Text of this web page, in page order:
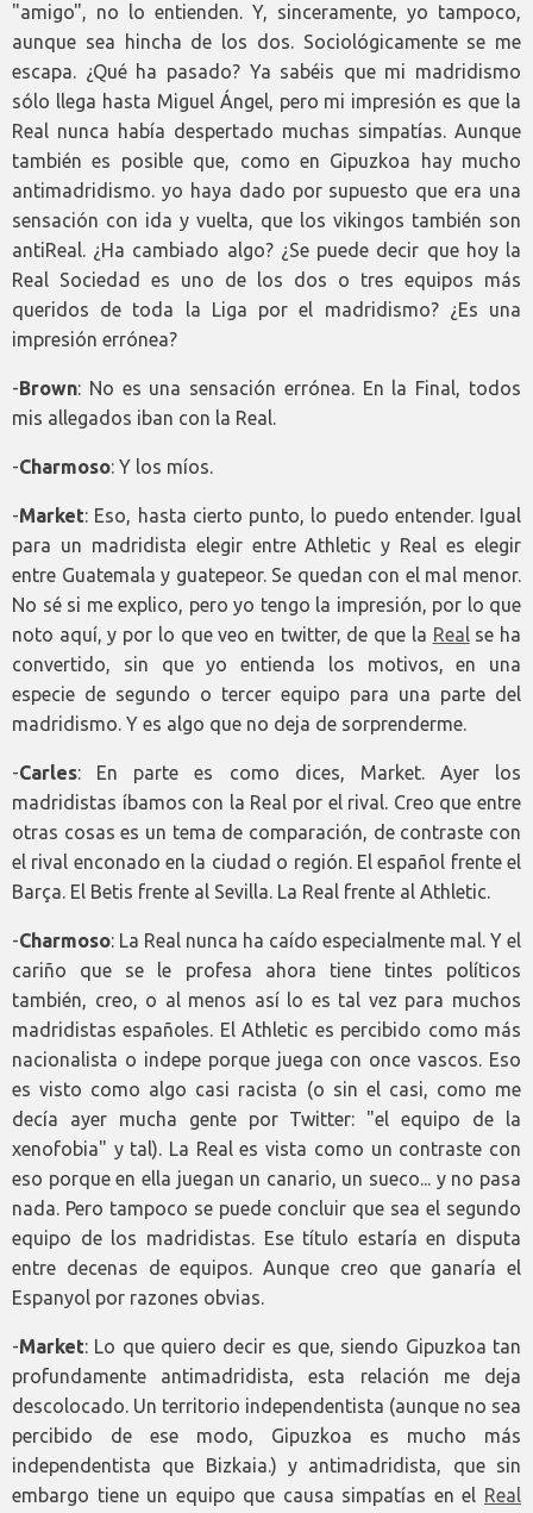
"amigo", no lo entienden. Y, sinceramente, yo tampoco,
aunque sea hincha de los dos. Sociológicamente se me
escapa. ¿Qué ha pasado? Ya sabéis que mi madridismo
sólo llega hasta Miguel Ángel, pero mi impresión es que la
Real nunca había despertado muchas simpatías. Aunque
también es posible que, como en Gipuzkoa hay mucho
antimadridismo. yo haya dado por supuesto que era una
sensación con ida y vuelta, que los vikingos también son
antiReal. ¿Ha cambiado algo? ¿Se puede decir que hoy la
Real Sociedad es uno de los dos o tres equipos más
queridos de toda la Liga por el madridismo? ¿Es una
impresión errónea?
-Brown: No es una sensación errónea. En la Final, todos
mis allegados iban con la Real.
-Charmoso: Y los míos.
-Market: Eso, hasta cierto punto, lo puedo entender. Igual
para un madridista elegir entre Athletic y Real es elegir
entre Guatemala y guatepeor. Se quedan con el mal menor.
No sé si me explico, pero yo tengo la impresión, por lo que
noto aquí, y por lo que veo en twitter, de que la Realse ha
convertido, sin que yo entienda los motivos, en una
especie de segundo o tercer equipo para una parte del
madridismo. Y es algo que no deja de sorprenderme.
-Carles: En parte es como dices, Market. Ayer los
madridistas íbamos con la Real por el rival. Creo que entre
otras cosas es un tema de comparación, de contraste con
el rival enconado en la ciudad o región. El español frente el
Barça. El Betis frente al Sevilla. La Real frente al Athletic.
-Charmoso: La Real nunca ha caído especialmente mal. Y el
cariño que se le profesa ahora tiene tintes políticos
también, creo, o al menos así lo es tal vez para muchos
madridistas españoles. El Athletic es percibido como más
nacionalista o indepe porque juega con once vascos. Eso
es visto como algo casi racista (o sin el casi, como me
decía ayer mucha gente por Twitter: "el equipo de la
xenofobia" y tal). La Real es vista como un contraste con
eso porque en ella juegan un canario, un sueco... y no pasa
nada. Pero tampoco se puede concluir que sea el segundo
equipo de los madridistas. Ese título estaría en disputa
entre decenas de equipos. Aunque creo que ganaría el
Espanyol por razones obvias.
-Market: Lo que quiero decir es que, siendo Gipuzkoa tan
profundamente antimadridista, esta relación me deja
descolocado. Un territorio independentista (aunque no sea
percibido de ese modo, Gipuzkoa es mucho más
independentista que Bizkaia.) y antimadridista, que sin
embargo tiene un equipo que causa simpatías en el Real